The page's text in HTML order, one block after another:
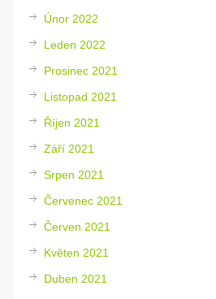
Únor 2022
Leden 2022
Prosinec 2021
Listopad 2021
Říjen 2021
Září 2021
Srpen 2021
Červenec 2021
Červen 2021
Květen 2021
Duben 2021